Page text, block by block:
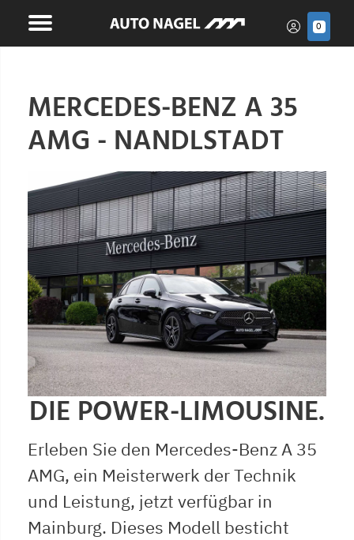
0
MERCEDES-BENZ A 35
AMG - NANDLSTADT
DIE POWER-LIMOUSINE.
Erleben Sie den Mercedes-Benz A 35
AMG, ein Meisterwerk der Technik
und Leistung, jetzt verfügbar in
Mainburg. Dieses Modell besticht